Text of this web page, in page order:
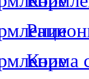
Корма